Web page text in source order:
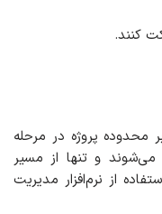
کنند.
محدوده پروژه در مرحله
می‌شوند و تنها از مسیر
از نرم‌افزار مدیریت